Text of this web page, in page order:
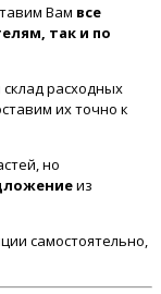
Вам все
так и по
расходных
их точно к
но
из
самостоятельно,